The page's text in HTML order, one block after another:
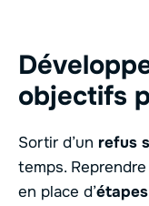
objectifs
Sortir d’un refus
temps.
en place d’